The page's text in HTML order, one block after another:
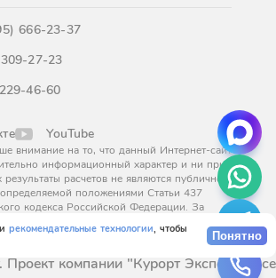
и рекомендательные технологии, чтобы
Понятно
666-23-37
27-23
46-60
YouTube
внимание на то, что данный Интернет-сайт
информационный характер и ни при
результаты расчетов не являются публичной
положениями Статьи 437
кодекса Российской Федерации. За
Проект компании "Курорт Эксперт". Все